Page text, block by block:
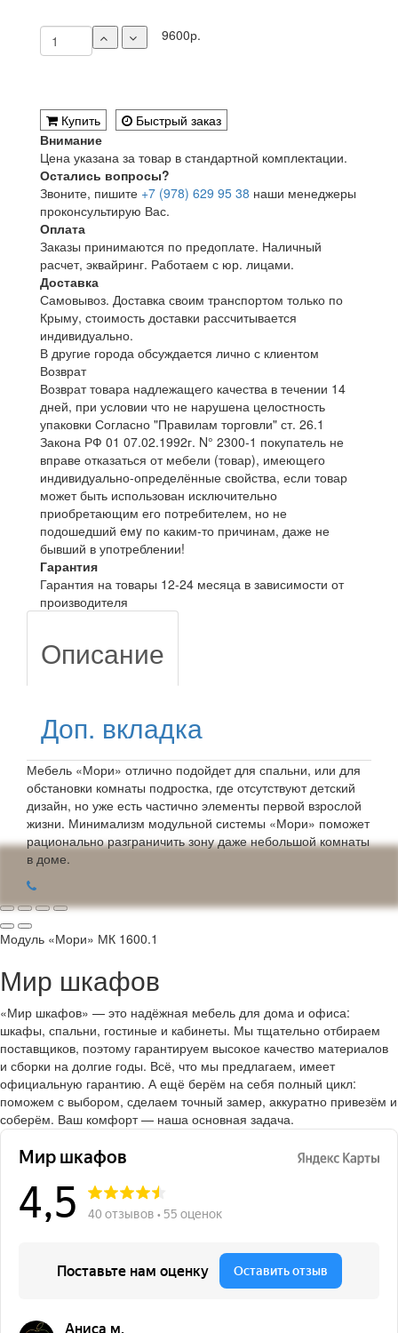
9600р.
Купить
Быстрый заказ
Внимание
Цена указана за товар в стандартной комплектации.
Остались вопросы?
Звоните, пишите +7 (978) 629 95 38 наши менеджеры
проконсультирую Вас.
Оплата
Заказы принимаются по предоплате. Наличный
расчет, эквайринг. Работаем с юр. лицами.
Доставка
Самовывоз. Доставка своим транспортом только по
Крыму, стоимость доставки рассчитывается
индивидуально.
В другие города обсуждается лично с клиентом
Возврат
Возврат товара надлежащего качества в течении 14
дней, при условии что не нарушена целостность
упаковки Согласно "Правилам торговли" ст. 26.1
Закона РФ 01 07.02.1992г. N° 2300-1 покупатель не
вправе отказаться от мебели (товар), имеющего
индивидуально-определённые свойства, если товар
может быть использован исключительно
приобретающим его потребителем, но не
подошедший eмy по каким-то причинам, даже не
бывший в употреблении!
Гарантия
Гарантия на товары 12-24 месяца в зависимости от
производителя
Описание
Доп. вкладка
Мебель «Мори» отлично подойдет для спальни, или для
обстановки комнаты подростка, где отсутствуют детский
дизайн, но уже есть частично элементы первой взрослой
жизни. Минимализм модульной системы «Мори» поможет
рационально разграничить зону даже небольшой комнаты
в доме.
Модуль «Мори» МК 1600.1
Мир шкафов
«Мир шкафов» — это надёжная мебель для дома и офиса:
шкафы, спальни, гостиные и кабинеты. Мы тщательно отбираем
поставщиков, поэтому гарантируем высокое качество материалов
и сборки на долгие годы. Всё, что мы предлагаем, имеет
официальную гарантию. А ещё берём на себя полный цикл:
поможем с выбором, сделаем точный замер, аккуратно привезём и
соберём. Ваш комфорт — наша основная задача.